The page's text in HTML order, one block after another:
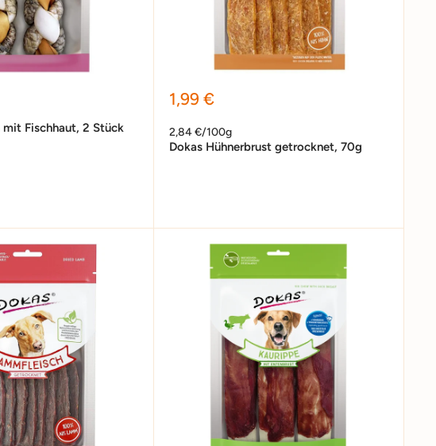
mit Fischhaut, 2 Stück
Sonderpreis
1,99 €
2,84 €/100g
Dokas Hühnerbrust getrocknet, 70g